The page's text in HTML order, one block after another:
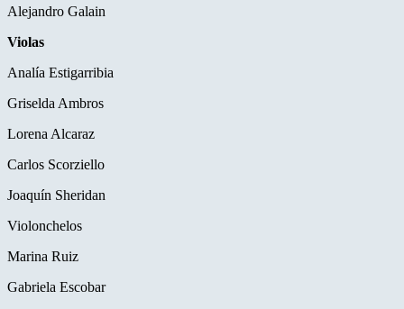
Alejandro Galain
Violas
Analía Estigarribia
Griselda Ambros
Lorena Alcaraz
Carlos Scorziello
Joaquín Sheridan
Violonchelos
Marina Ruiz
Gabriela Escobar